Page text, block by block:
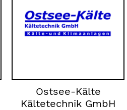
Ostsee-Kälte
Kältetechnik GmbH